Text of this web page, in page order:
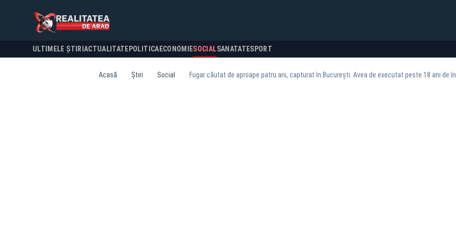
ULTIMELE ȘTIRI ACTUALITATE POLITICA ECONOMIESOCIALSANATATESPORT
Acasă Știri Social Fugar căutat de aproape patru ani, capturat în București. Avea de executat peste 18 ani de